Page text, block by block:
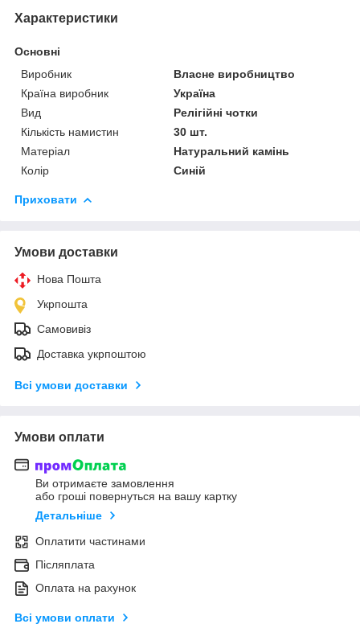
Характеристики
Основні
Виробник
Власне виробництво
Країна виробник
Україна
Вид
Релігійні чотки
Кількість намистин
30 шт.
Матеріал
Натуральний камінь
Колір
Синій
Приховати
Умови доставки
Нова Пошта
Укрпошта
Самовивіз
Доставка укрпоштою
Всі умови доставки
Умови оплати
Ви отримаєте замовлення
або гроші повернуться на вашу картку
Детальніше
Оплатити частинами
Післяплата
Оплата на рахунок
Всі умови оплати